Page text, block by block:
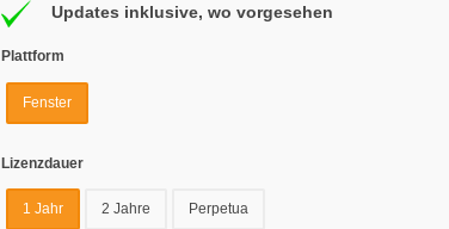
Updates inklusive, wo vorgesehen
Plattform
Fenster
Lizenzdauer
1 Jahr 2 Jahre Perpetua